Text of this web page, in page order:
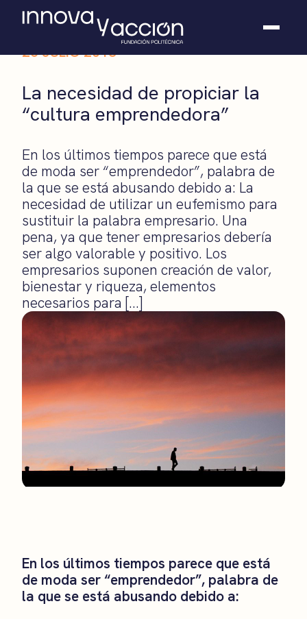
Somos fundación
Casos de éxito
Hackathones
Modo On
Contacto
25 JULIO 2013
La necesidad de propiciar la
“cultura emprendedora”
En los últimos tiempos parece que está
de moda ser “emprendedor”, palabra de
la que se está abusando debido a: La
necesidad de utilizar un eufemismo para
sustituir la palabra empresario. Una
pena, ya que tener empresarios debería
ser algo valorable y positivo. Los
empresarios suponen creación de valor,
bienestar y riqueza, elementos
necesarios para […]
En los últimos tiempos parece que está
de moda ser “emprendedor”, palabra de
la que se está abusando debido a: